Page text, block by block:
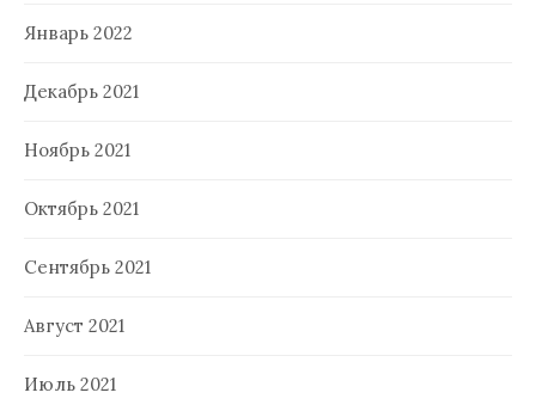
Январь 2022
Декабрь 2021
Ноябрь 2021
Октябрь 2021
Сентябрь 2021
Август 2021
Июль 2021